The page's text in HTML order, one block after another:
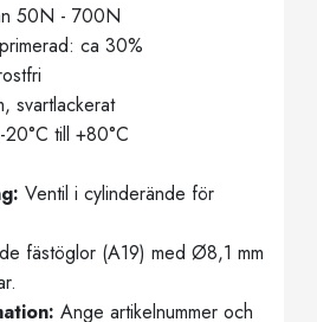
50N - 700N
ca 30%
svartlackerat
till +80°C
Ventil i cylinderände för
fästöglor (A19) med Ø8,1 mm
Ange artikelnummer och